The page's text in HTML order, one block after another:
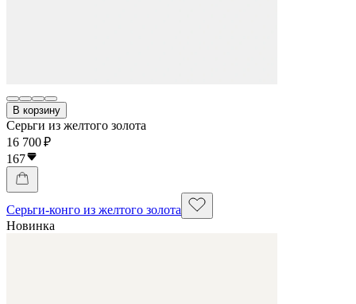
В корзину
Серьги из желтого золота
16 700 ₽
167
Серьги-конго из желтого золота
Новинка